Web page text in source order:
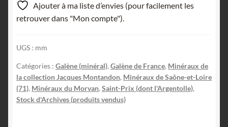
Ajouter à ma liste d’envies (pour facilement les
retrouver dans "Mon compte").
UGS : mm
Catégories : Galène (minéral), Galène de France, Minéraux de
la collection Jacques Montandon, Minéraux de Saône-et-Loire
(71), Minéraux du Morvan, Saint-Prix (dont l'Argentolle),
Stock d'Archives (produits vendus)